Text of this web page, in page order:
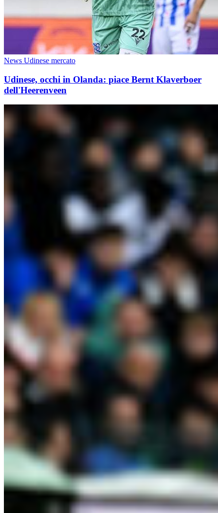
News Udinese mercato
Udinese, occhi in Olanda: piace Bernt Klaverboer
dell'Heerenveen